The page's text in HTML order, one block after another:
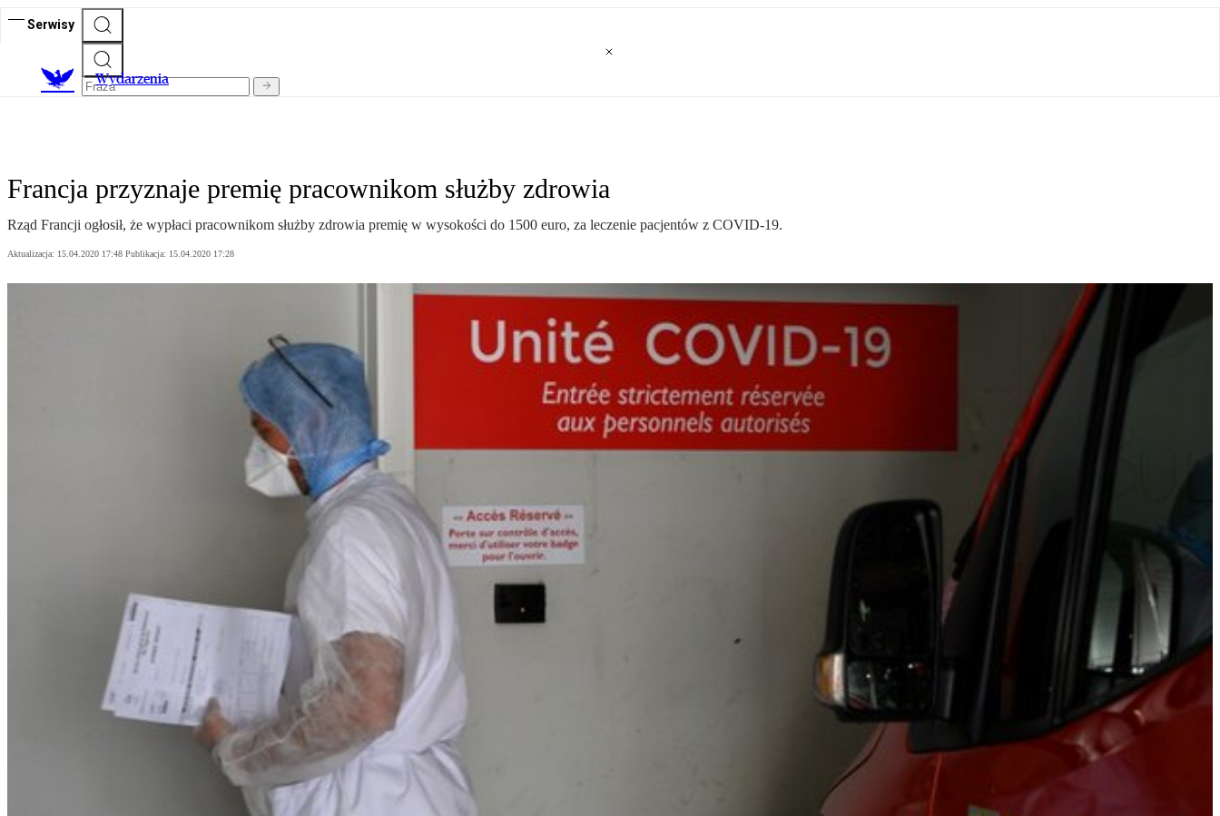
Serwisy
Wydarzenia
Francja przyznaje premię pracownikom służby zdrowia
Rząd Francji ogłosił, że wypłaci pracownikom służby zdrowia premię w wysokości do 1500 euro, za leczenie pacjentów z COVID-19.
Aktualizacja: 15.04.2020 17:48 Publikacja: 15.04.2020 17:28